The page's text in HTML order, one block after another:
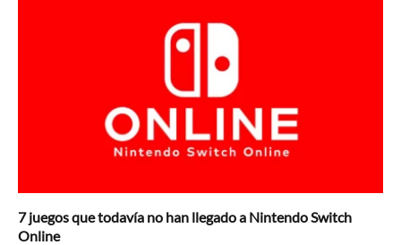
7 juegos que todavía no han llegado a Nintendo Switch
Online